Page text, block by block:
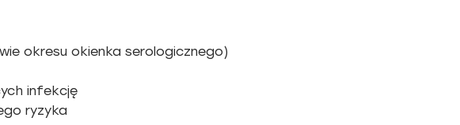
okresu okienka serologicznego)
infekcję
ryzyka